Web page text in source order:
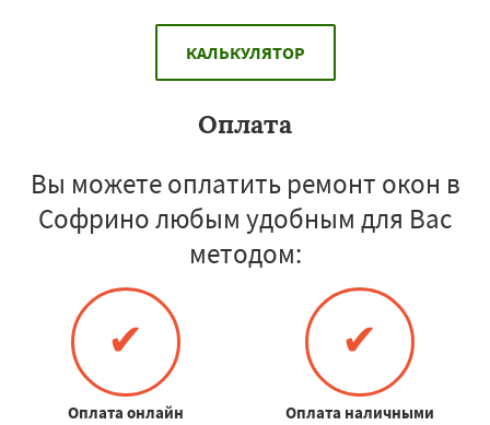
КАЛЬКУЛЯТОР
Оплата
Вы можете оплатить ремонт окон в
Софрино любым удобным для Вас
методом:
✔
Оплата онлайн
✔
Оплата наличными